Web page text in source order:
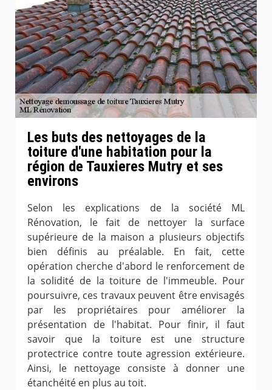
Les buts des nettoyages de la
toiture d'une habitation pour la
région de Tauxieres Mutry et ses
environs
Selon les explications de la société ML
Rénovation, le fait de nettoyer la surface
supérieure de la maison a plusieurs objectifs
bien définis au préalable. En fait, cette
opération cherche d'abord le renforcement de
la solidité de la toiture de l'immeuble. Pour
poursuivre, ces travaux peuvent être envisagés
par les propriétaires pour améliorer la
présentation de l'habitat. Pour finir, il faut
savoir que la toiture est une structure
protectrice contre toute agression extérieure.
Ainsi, le nettoyage consiste à donner une
étanchéité en plus au toit.